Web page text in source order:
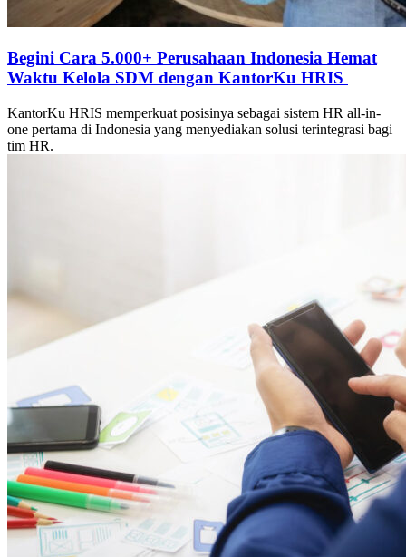
Begini Cara 5.000+ Perusahaan Indonesia Hemat
Waktu Kelola SDM dengan KantorKu HRIS
KantorKu HRIS memperkuat posisinya sebagai sistem HR all-in-
one pertama di Indonesia yang menyediakan solusi terintegrasi bagi
tim HR.